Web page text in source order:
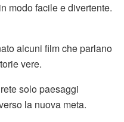
modo facile e divertente.
alcuni film che parlano
vere.
solo paesaggi
la nuova meta.